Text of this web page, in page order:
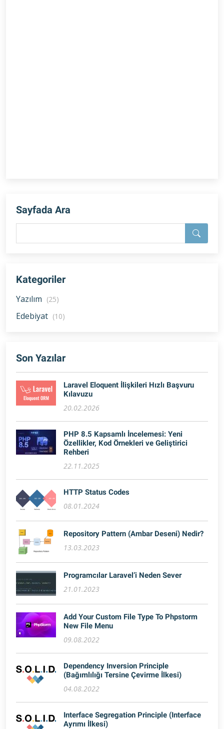
Sayfada Ara
Kategoriler
Yazılım (25)
Edebiyat (10)
Son Yazılar
Laravel Eloquent İlişkileri Hızlı Başvuru
Kılavuzu
20.02.2026
PHP 8.5 Kapsamlı İncelemesi: Yeni
Özellikler, Kod Örnekleri ve Geliştirici
Rehberi
22.11.2025
HTTP Status Codes
08.01.2024
Repository Pattern (Ambar Deseni) Nedir?
13.03.2023
Programcılar Laravel’i Neden Sever
21.01.2023
Add Your Custom File Type To Phpstorm
New File Menu
09.08.2022
Dependency Inversion Principle
(Bağımlılığı Tersine Çevirme İlkesi)
04.08.2022
Interface Segregation Principle (Interface
Ayrımı İlkesi)